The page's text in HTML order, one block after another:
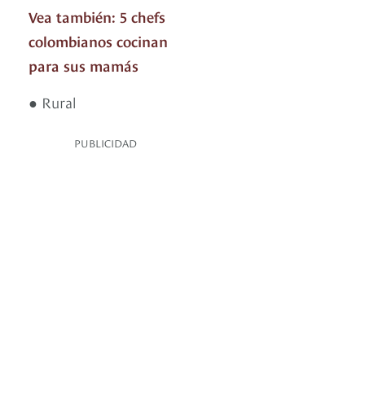
Vea también: 5 chefs
colombianos cocinan
para sus mamás
● Rural
PUBLICIDAD